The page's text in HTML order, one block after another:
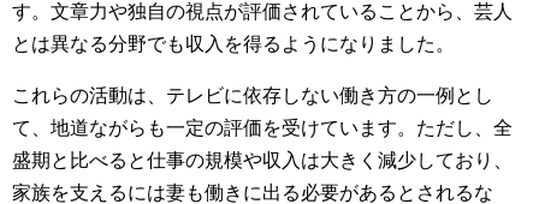
す。文章力や独自の視点が評価されていることから、芸人
とは異なる分野でも収入を得るようになりました。
これらの活動は、テレビに依存しない働き方の一例とし
て、地道ながらも一定の評価を受けています。ただし、全
盛期と比べると仕事の規模や収入は大きく減少しており、
家族を支えるには妻も働きに出る必要があるとされるな